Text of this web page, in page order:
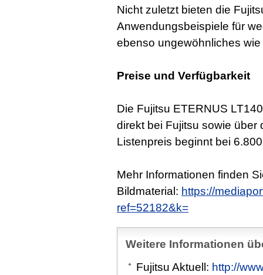
Nicht zuletzt bieten die
Anwendungsbeispiele für
ebenso ungewöhnliches
Preise und Verfügbarkeit
Die Fujitsu ETERNUS
direkt bei Fujitsu sowie über
Listenpreis beginnt bei
Mehr Informationen finden
Bildmaterial: https://
ref=52182&k=
Weitere Informationen
Fujitsu Aktuell: http://